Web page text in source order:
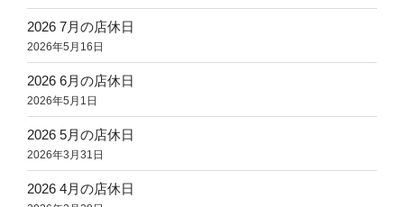
2026 7月の店休日
2026年5月16日
2026 6月の店休日
2026年5月1日
2026 5月の店休日
2026年3月31日
2026 4月の店休日